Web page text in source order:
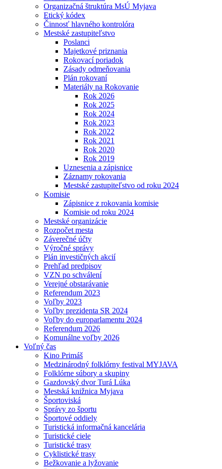
Organizačná štruktúra MsÚ Myjava
Etický kódex
Činnosť hlavného kontrolóra
Mestské zastupiteľstvo
Poslanci
Majetkové priznania
Rokovací poriadok
Zásady odmeňovania
Plán rokovaní
Materiály na Rokovanie
Rok 2026
Rok 2025
Rok 2024
Rok 2023
Rok 2022
Rok 2021
Rok 2020
Rok 2019
Uznesenia a zápisnice
Záznamy rokovania
Mestské zastupiteľstvo od roku 2024
Komisie
Zápisnice z rokovania komisie
Komisie od roku 2024
Mestské organizácie
Rozpočet mesta
Záverečné účty
Výročné správy
Plán investičných akcií
Prehľad predpisov
VZN po schválení
Verejné obstarávanie
Referendum 2023
Voľby 2023
Voľby prezidenta SR 2024
Voľby do europarlamentu 2024
Referendum 2026
Komunálne voľby 2026
Voľný čas
Kino Primáš
Medzinárodný folklórny festival MYJAVA
Folklórne súbory a skupiny
Gazdovský dvor Turá Lúka
Mestská knižnica Myjava
Športoviská
Správy zo športu
Športové oddiely
Turistická informačná kancelária
Turistické ciele
Turistické trasy
Cyklistické trasy
Bežkovanie a lyžovanie